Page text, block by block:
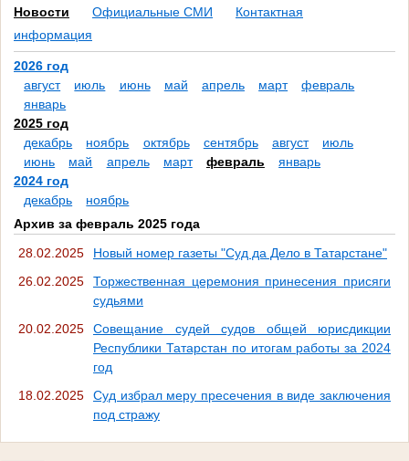
Новости Официальные СМИ
Контактная
информация
2026 год
август
июль июнь май апрель март
февраль
январь
2025 год
декабрь
ноябрь октябрь сентябрь август
июль
июнь
май апрель март февраль
январь
2024 год
декабрь
ноябрь
Архив за февраль 2025 года
28.02.2025
Новый номер газеты "Суд да Дело в Татарстане"
26.02.2025
Торжественная церемония принесения присяги
судьями
20.02.2025
Совещание судей судов общей юрисдикции
Республики Татарстан по итогам работы за 2024
год
18.02.2025
Суд избрал меру пресечения в виде заключения
под стражу